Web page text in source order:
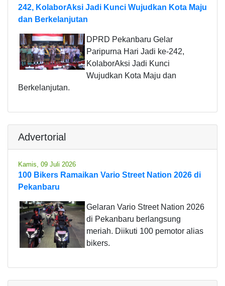
242, KolaborAksi Jadi Kunci Wujudkan Kota Maju
dan Berkelanjutan
DPRD Pekanbaru Gelar
Paripurna Hari Jadi ke-242,
KolaborAksi Jadi Kunci
Wujudkan Kota Maju dan
Berkelanjutan.
Advertorial
Kamis, 09 Juli 2026
100 Bikers Ramaikan Vario Street Nation 2026 di
Pekanbaru
Gelaran Vario Street Nation 2026
di Pekanbaru berlangsung
meriah. Diikuti 100 pemotor alias
bikers.